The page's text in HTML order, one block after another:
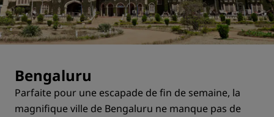
Bengaluru
Parfaite pour une escapade de fin de semaine, la
magnifique ville de Bengaluru ne manque pas de